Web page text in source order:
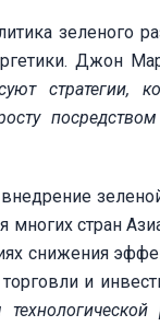
зеленого
Джон
стратегии,
стран
снижения
и